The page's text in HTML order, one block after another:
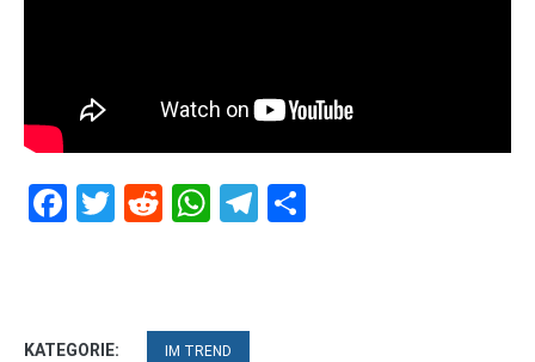
Facebook
Twitter
RedditWhatsApp
Telegram
KATEGORIE: IM TREND